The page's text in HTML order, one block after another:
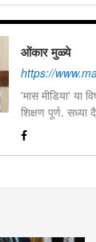
ओंकार मुळ्ये
https://
'मास मीडिया' या
शिक्षण पूर्ण.
इ.ची